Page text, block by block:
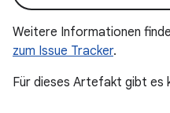
Weitere Informationen
zum Issue Tracker.
Für dieses Artefakt gibt es